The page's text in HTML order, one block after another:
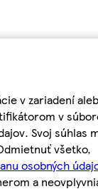
v zariadení
v
Svoj súhlas
všetko,
osobných
a